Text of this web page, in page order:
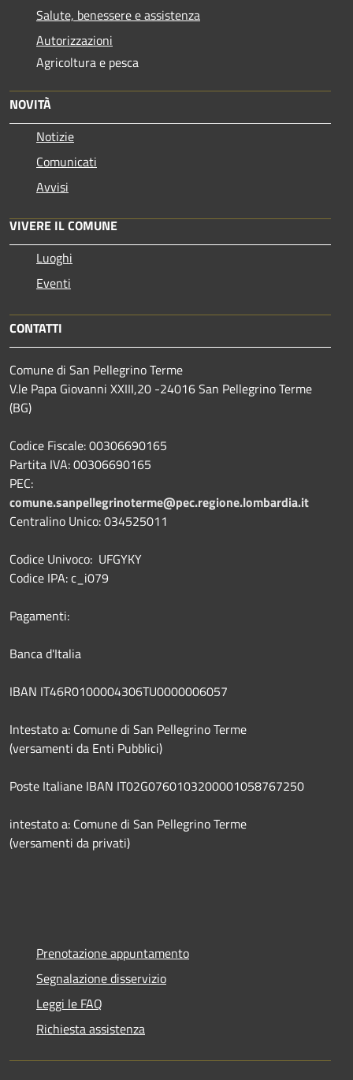
Salute, benessere e assistenza
Autorizzazioni
Agricoltura e pesca
NOVITÀ
Notizie
Comunicati
Avvisi
VIVERE IL COMUNE
Luoghi
Eventi
CONTATTI
Comune di San Pellegrino Terme
V.le Papa Giovanni XXIII,20 -24016 San Pellegrino Terme
(BG)
Codice Fiscale: 00306690165
Partita IVA: 00306690165
PEC:
comune.sanpellegrinoterme@pec.regione.lombardia.it
Centralino Unico: 034525011
Codice Univoco: UFGYKY
Codice IPA: c_i079
Pagamenti:
Banca d'Italia
IBAN IT46R0100004306TU0000006057
Intestato a: Comune di San Pellegrino Terme
(versamenti da Enti Pubblici)
Poste Italiane IBAN IT02G0760103200001058767250
intestato a: Comune di San Pellegrino Terme
(versamenti da privati)
Prenotazione appuntamento
Segnalazione disservizio
Leggi le FAQ
Richiesta assistenza